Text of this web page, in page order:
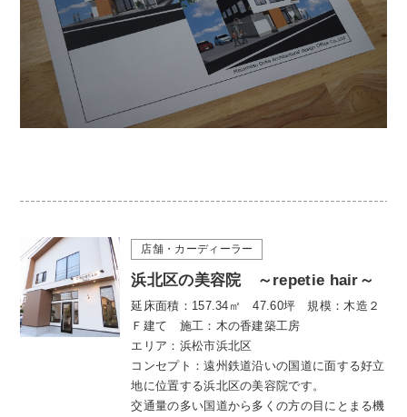
店舗・カーディーラー
浜北区の美容院 ～repetie hair～
延床面積：157.34㎡ 47.60坪 規模：木造２
Ｆ建て 施工：木の香建築工房
エリア：浜松市浜北区
コンセプト：遠州鉄道沿いの国道に面する好立
地に位置する浜北区の美容院です。
交通量の多い国道から多くの方の目にとまる機